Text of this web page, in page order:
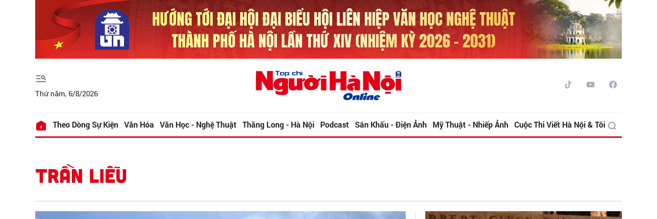
Thứ năm, 6/8/2026
Theo Dòng Sự Kiện Văn Hóa Văn Học - Nghệ Thuật Thăng Long - Hà Nội Podcast Sân Khấu - Điện Ảnh Mỹ Thuật - Nhiếp Ảnh Cuộc Thi Viết Hà Nội & Tôi
TRẦN LIỄU